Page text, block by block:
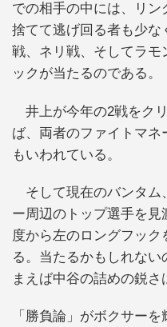
での相手の中には、リ
捨てて逃げ回る者も少
戦、ネリ戦、そしてラモ
ックが当たるのである。
井上が今年の2戦をク
ば、両者のファイトマネ
もいわれている。
そして現在のバンタム
ー周辺のトップ選手を
度から左のロングフッ
る。当たるかもしれな
まえば中谷の詰めの鋭さ
「勝負論」がボクサー